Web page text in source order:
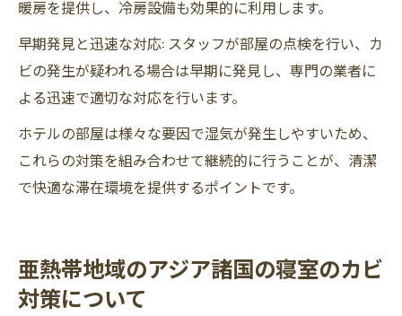
暖房を提供し、冷房設備も効果的に利用します。
早期発見と迅速な対応: スタッフが部屋の点検を行い、カ
ビの発生が疑われる場合は早期に発見し、専門の業者に
よる迅速で適切な対応を行います。
ホテルの部屋は様々な要因で湿気が発生しやすいため、
これらの対策を組み合わせて継続的に行うことが、清潔
で快適な滞在環境を提供するポイントです。
亜熱帯地域のアジア諸国の寝室のカビ
対策について